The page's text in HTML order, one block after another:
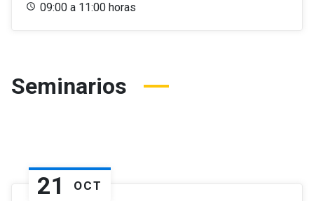
09:00 a 11:00 horas
Seminarios
21 OCT